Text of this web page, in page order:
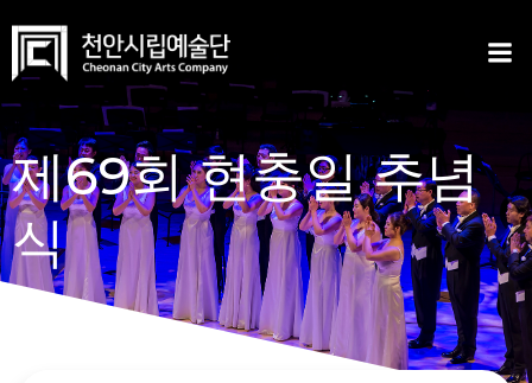
content
제69회 현충일 추념
식